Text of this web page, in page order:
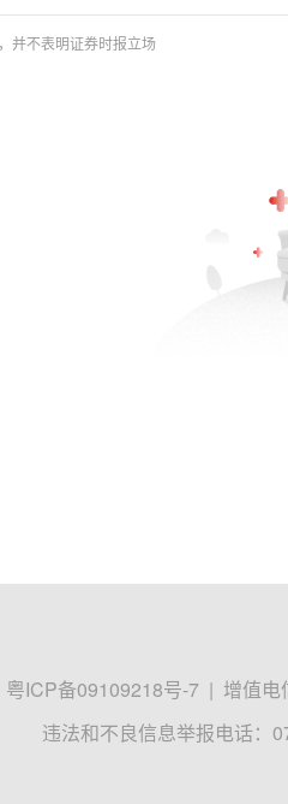
并不表明证券时报立场
粤ICP备09109218号-7 | 增值电
违法和不良信息举报电话：